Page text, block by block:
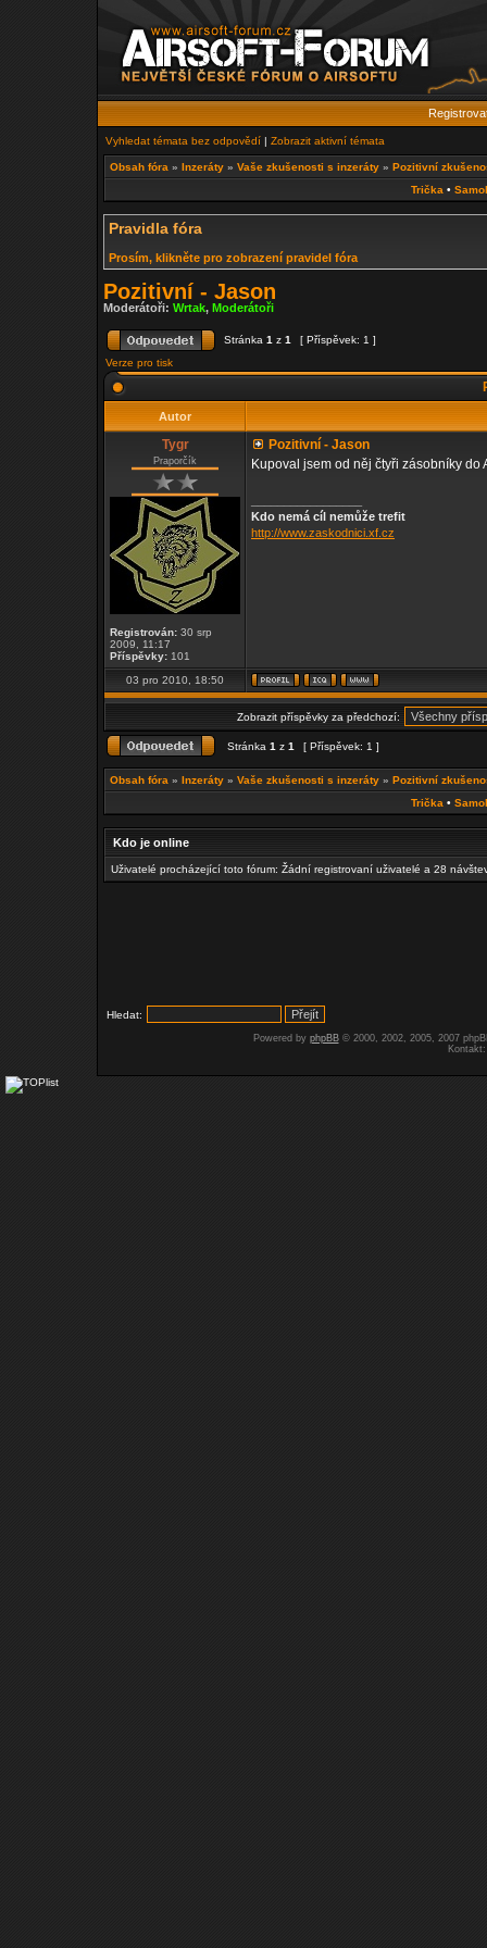
Vyhledat témata bez odpovědí | Zobrazit aktivní témata
Obsah fóra » Inzeráty » Vaše zkušenosti s inzeráty » Pozitivní
Trička •
Pravidla fóra
Prosím, klikněte pro zobrazení pravidel fóra
Pozitivní - Jason
Moderátoři: Wrtak, Moderátoři
Stránka 1 z 1
[ Příspěvek: 1 ]
Verze pro tisk
Autor
Tygr
Praporčík
Registrován: 30 srp
2009, 11:17
Příspěvky: 101
Pozitivní - Jason
Kupoval jsem od něj čtyři zásobníky
Kdo nemá cíl nemůže trefit
http://www.zaskodnici.xf.cz
03 pro 2010, 18:50
Zobrazit příspěvky za předchozí:
Stránka 1 z 1 [ Příspěvek: 1 ]
Obsah fóra » Inzeráty » Vaše zkušenosti s inzeráty » Pozitivní
Trička •
Kdo je online
Uživatelé procházející toto fórum: Žádní registrovaní uživatelé a 28
Hledat:
Powered by phpBB© 2000, 2002, 2005, 2007